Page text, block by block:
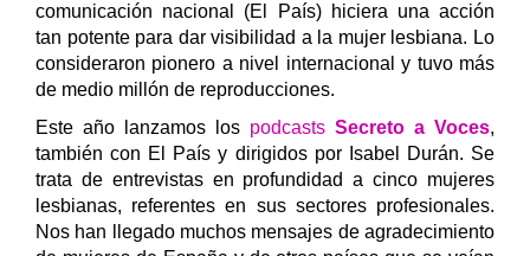
comunicación nacional (El País) hiciera una acción
tan potente para dar visibilidad a la mujer lesbiana. Lo
consideraron pionero a nivel internacional y tuvo más
de medio millón de reproducciones.
Este año lanzamos los podcasts Secreto a Voces,
también con El País y dirigidos por Isabel Durán. Se
trata de entrevistas en profundidad a cinco mujeres
lesbianas, referentes en sus sectores profesionales.
Nos han llegado muchos mensajes de agradecimiento